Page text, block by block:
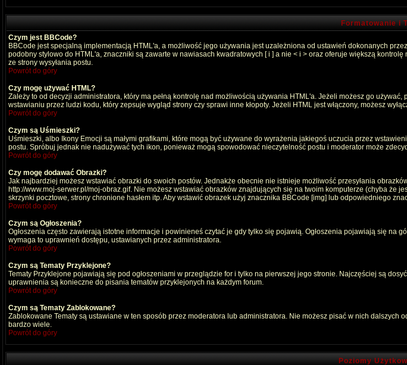
Formatowanie i
Czym jest BBCode?
BBCode jest specjalną implementacją HTML'a, a możliwość jego używania jest uzależniona od ustawień dokonanych
podobny stylowo do HTML'a, znaczniki są zawarte w nawiasach kwadratowych [ i ] a nie < i > oraz oferuje większą
ze strony wysyłania postu.
Powrót do góry
Czy mogę używać HTML?
Zależy to od decyzji administratora, który ma pełną kontrolę nad możliwością używania HTML'a. Jeżeli możesz go
wstawianiu przez ludzi kodu, który zepsuje wygląd strony czy sprawi inne kłopoty. Jeżeli HTML jest włączony, możesz
Powrót do góry
Czym są Uśmieszki?
Uśmieszki, albo Ikony Emocji są małymi grafikami, które mogą być używane do wyrażenia jakiegoś uczucia przez
postu. Spróbuj jednak nie nadużywać tych ikon, ponieważ mogą spowodować nieczytelność postu i moderator może
Powrót do góry
Czy mogę dodawać Obrazki?
Jak najbardziej możesz wstawiać obrazki do swoich postów. Jednakże obecnie nie istnieje możliwość przesyłania
http://www.moj-serwer.pl/moj-obraz.gif. Nie możesz wstawiać obrazków znajdujących się na twoim komputerze (chyba
skrzynki pocztowe, strony chronione hasłem itp. Aby wstawić obrazek użyj znacznika BBCode [img] lub odpowiedniego
Powrót do góry
Czym są Ogłoszenia?
Ogłoszenia często zawierają istotne informacje i powinieneś czytać je gdy tylko się pojawią. Ogłoszenia pojawiają się na
wymaga to uprawnień dostępu, ustawianych przez administratora.
Powrót do góry
Czym są Tematy Przyklejone?
Tematy Przyklejone pojawiają się pod ogłoszeniami w przeglądzie for i tylko na pierwszej jego stronie. Najczęściej są
uprawnienia są konieczne do pisania tematów przyklejonych na każdym forum.
Powrót do góry
Czym są Tematy Zablokowane?
Zablokowane Tematy są ustawiane w ten sposób przez moderatora lub administratora. Nie możesz pisać w nich
bardzo wiele.
Powrót do góry
Poziomy